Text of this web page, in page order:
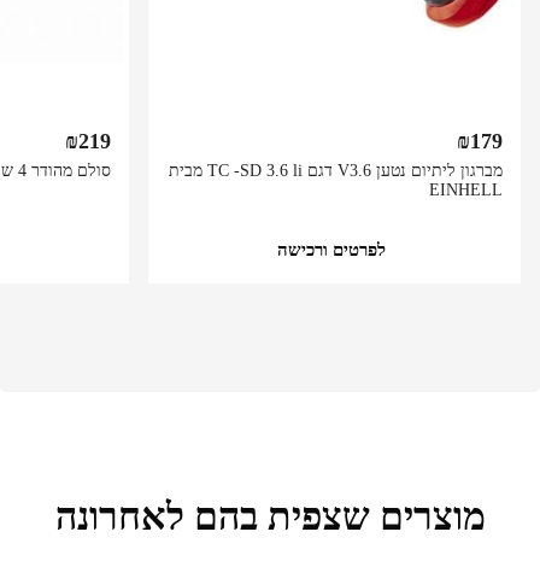
מברגון ליתיום נטען V3.6 דגם TC -SD 3.6 li מבית
EINHELL
₪179
לפרטים ורכישה
סולם מהודר 4 שלבים רחבים מעולה ויציב
₪219
מוצרים שצפית בהם לאחרונה